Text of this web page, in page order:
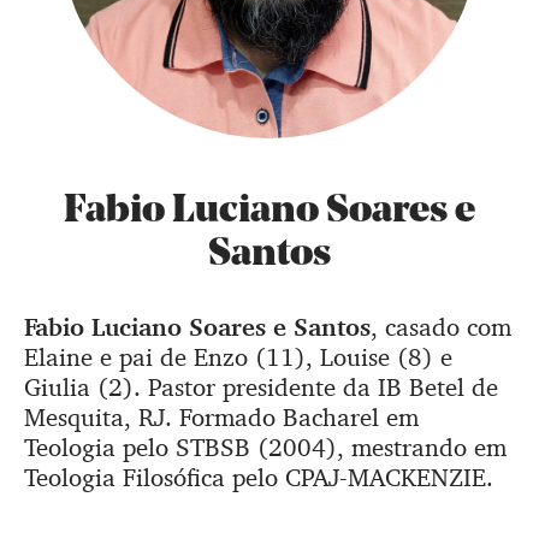
Fabio Luciano Soares e
Santos
Fabio Luciano Soares e Santos, casado com
Elaine e pai de Enzo (11), Louise (8) e
Giulia (2). Pastor presidente da IB Betel de
Mesquita, RJ. Formado Bacharel em
Teologia pelo STBSB (2004), mestrando em
Teologia Filosófica pelo CPAJ-MACKENZIE.